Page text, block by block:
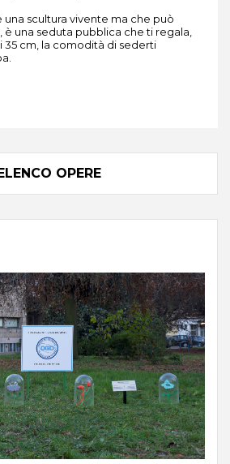
scultura vivente ma che può
è una seduta pubblica che ti regala,
35 cm, la comodità di sederti
OPERE